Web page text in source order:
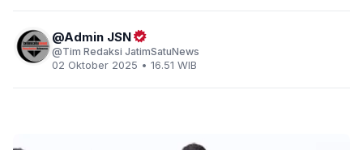
Admin JSN
Tim Redaksi JatimSatuNews
02 Oktober 2025 • 16.51 WIB